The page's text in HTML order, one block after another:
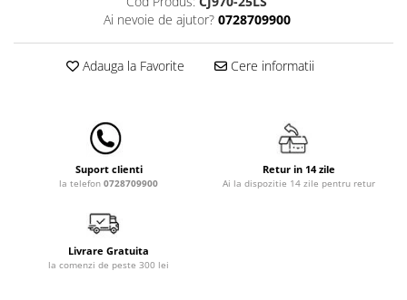
Lampi de veghe
Mobilier Birou
Saltele de infasat
Ai nevoie de ajutor? 0728709900
Adauga la Favorite Cere informatii
Suport clienti
la telefon 0728709900
Retur in 14 zile
Ai la dispozitie 14 zile pentru retur
Livrare Gratuita
la comenzi de peste 300 lei